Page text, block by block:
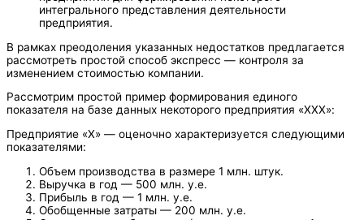
интегрального представления деятельности
предприятия.
В рамках преодоления указанных недостатков предлагается
рассмотреть простой способ экспресс — контроля за
изменением стоимостью компании.
Рассмотрим простой пример формирования единого
показателя на базе данных некоторого предприятия «ХХХ»:
Предприятие «Х» — оценочно характеризуется следующими
показателями:
Объем производства в размере 1 млн. штук.
Выручка в год — 500 млн. у.е.
Прибыль в год — 1 млн. у.е.
Обобщенные затраты — 200 млн. у.е.